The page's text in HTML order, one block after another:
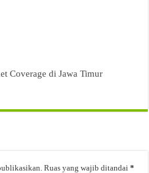
Coverage di Jawa Timur
Ruas yang wajib ditandai*